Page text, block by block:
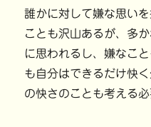
誰かに対して嫌な思い
ことも沢山あるが、多
に思われるし、嫌なこ
も自分はできるだけ快
の快さのことも考える必